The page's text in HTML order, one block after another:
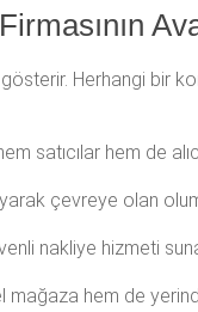
Herhangi bir
satıcılar hem de
çevreye olan
nakliye hizmeti
mağaza hem de